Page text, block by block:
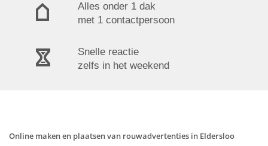
Alles onder 1 dak
met 1 contactpersoon
Snelle reactie
zelfs in het weekend
Online maken en plaatsen van rouwadvertenties in Eldersloo